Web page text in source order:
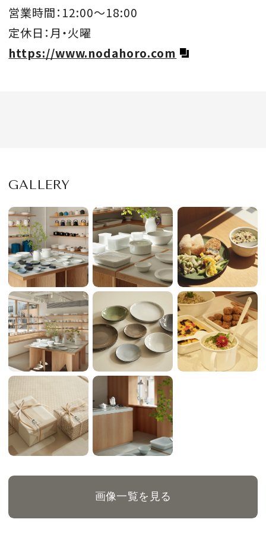
営業時間：12:00〜18:00
定休日：月・火曜
https://www.nodahoro.com
GALLERY
画像一覧を見る